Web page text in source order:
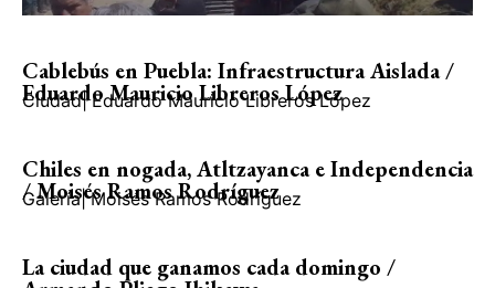
Cablebús en Puebla: Infraestructura Aislada /
Eduardo Mauricio Libreros López
Ciudad| Eduardo Mauricio Libreros López
Chiles en nogada, Atltzayanca e Independencia
/ Moisés Ramos Rodríguez
Galería| Moisés Ramos Rodríguez
La ciudad que ganamos cada domingo /